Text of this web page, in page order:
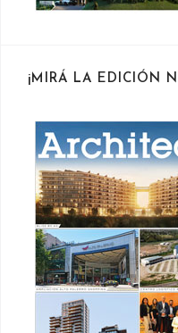
¡MIRÁ LA EDICIÓN